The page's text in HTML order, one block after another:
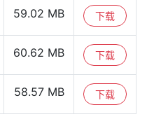
59.02 MB 下载
60.62 MB 下载
58.57 MB 下载